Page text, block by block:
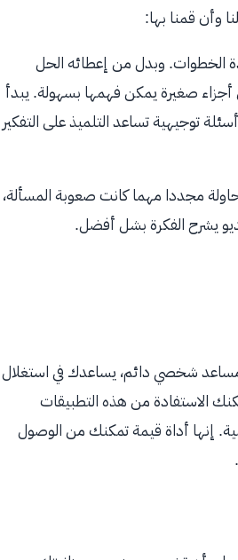
وأن قمنا بها:
الخطوات. وبدل من إعطائه الحل
أجزاء صغيرة يمكن فهمها بسهولة. يبدأ
توجيهية تساعد التلميذ على التفكير
مجددا مهما كانت صعوبة المسألة،
يشرح الفكرة بشل أفضل.
شخصي دائم، يساعدك في استغلال
الاستفادة من هذه التطبيقات
إنها أداة قيمة تمكنك من الوصول